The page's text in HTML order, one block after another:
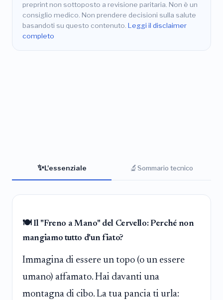
preprint non sottoposto a revisione paritaria. Non è un
consiglio medico. Non prendere decisioni sulla salute
basandoti su questo contenuto. Leggi il disclaimer
completo
✨L'essenziale 🔬Sommario tecnico
🍽️ Il "Freno a Mano" del Cervello: Perché non
mangiamo tutto d'un fiato?
Immagina di essere un topo (o un essere
umano) affamato. Hai davanti una
montagna di cibo. La tua pancia ti urla: